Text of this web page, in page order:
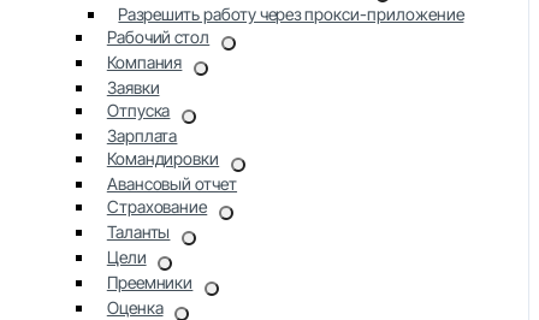
Разрешить работу через прокси-приложение
Рабочий стол
Компания
Заявки
Отпуска
Зарплата
Командировки
Авансовый отчет
Страхование
Таланты
Цели
Преемники
Оценка